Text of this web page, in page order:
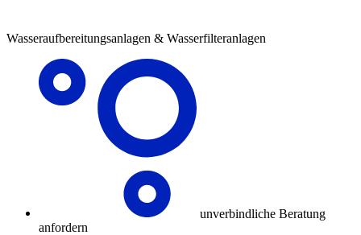
Wasseraufbereitungsanlagen & Wasserfilteranlagen
unverbindliche Beratung
anfordern